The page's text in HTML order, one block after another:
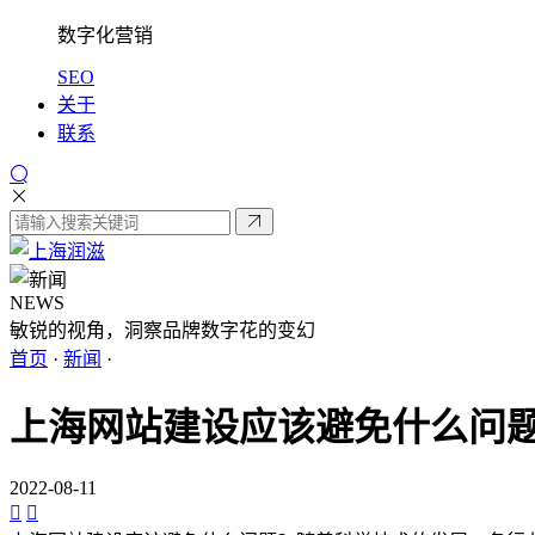
数字化营销
SEO
关于
联系
NEWS
敏锐的视角，洞察品牌数字花的变幻
首页 · 新闻 ·
上海网站建设应该避免什么问
2022-08-11